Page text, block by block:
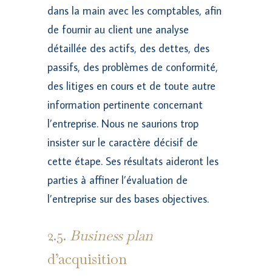
dans la main avec les comptables, afin
de fournir au client une analyse
détaillée des actifs, des dettes, des
passifs, des problèmes de conformité,
des litiges en cours et de toute autre
information pertinente concernant
l’entreprise. Nous ne saurions trop
insister sur le caractère décisif de
cette étape. Ses résultats aideront les
parties à affiner l’évaluation de
l’entreprise sur des bases objectives.
2.5. Business plan
d’acquisition